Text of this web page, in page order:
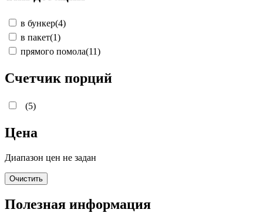
в бункер(4)
в пакет(1)
прямого помола(11)
Счетчик порций
(5)
Цена
Диапазон цен не задан
Очистить
Полезная информация